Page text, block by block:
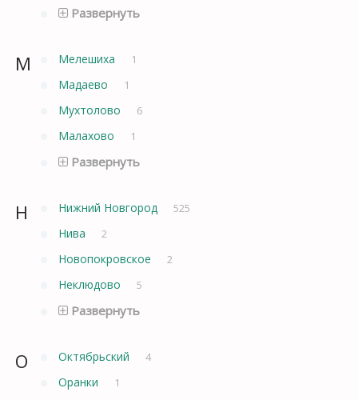
Развернуть
М Мелешиха 1
Мадаево 1
Мухтолово 6
Малахово 1
Развернуть
Н Нижний Новгород 525
Нива 2
Новопокровское 2
Неклюдово 5
Развернуть
О Октябрьский 4
Оранки 1